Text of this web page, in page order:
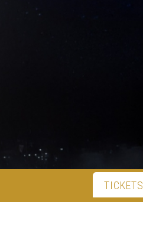
TICKETS